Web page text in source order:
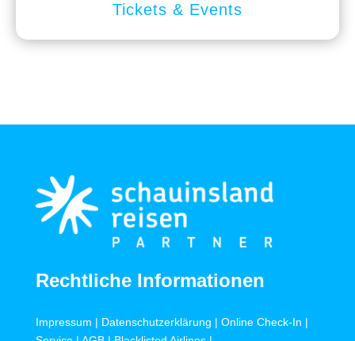
Tickets & Events
Rechtliche Informationen
Impressum | Datenschutzerklärung | Online Check-In |